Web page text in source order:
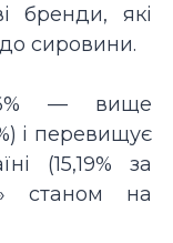
бренди, які
сировини.
— вище
і перевищує
(15,19% за
станом на